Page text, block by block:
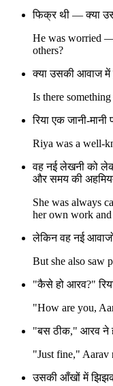
फिक्र थी — क्या
He was worried
others?
क्या उसकी आवाज
Is there
रिया एक जानी-मानी
Riya was a well-
वह नई लेखनी को
और समय की
She was always
her own work and
लेकिन वह नई
But she also saw
"कैसे हो आरव?"
"How are you,
"बस ठीक," आरव ने
"Just fine," Aarav
उसकी आँखों में